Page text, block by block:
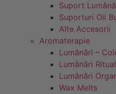
Suport
Suporturi Oil
Alte Accesorii
Aromaterapie
Lumânări –
Lumânări
Lumânări
Wax Melts